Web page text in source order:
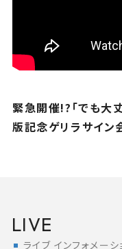
緊急開催!?「でも大
版記念ゲリラサイン
LIVE
ライブ インフォメーシ